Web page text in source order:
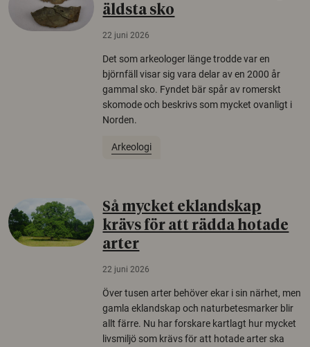
äldsta sko
22 juni 2026
Det som arkeologer länge trodde var en
björnfäll visar sig vara delar av en 2000 år
gammal sko. Fyndet bär spår av romerskt
skomode och beskrivs som mycket ovanligt i
Norden.
Arkeologi
Så mycket eklandskap
krävs för att rädda hotade
arter
22 juni 2026
Över tusen arter behöver ekar i sin närhet, men
gamla eklandskap och naturbetesmarker blir
allt färre. Nu har forskare kartlagt hur mycket
livsmiljö som krävs för att hotade arter ska